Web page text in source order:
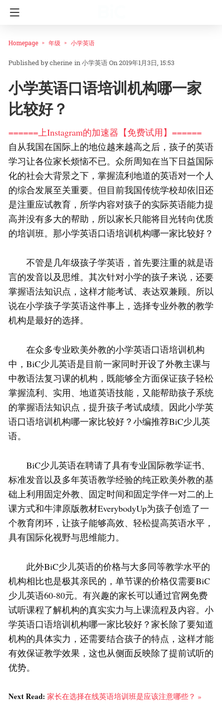
Homepage 年级 小学英语
cherine in小学英语On 2019年1月3日, 15:53
小学英语口语培训机构哪一家
比较好？
======上Instagram的加速器【免费试用】======
自从我国在国际上的地位越来越高之后，孩子的英语
学习让各位家长烦恼不已。众所周知在当下日益国际
化的社会大背景之下，掌握流利地道的英语对一个人
的综合发展至关重要。但目前我国传统学校却依旧还
是注重应试教育，所学内容对孩子的实际英语能力提
高并没有多大的帮助，所以家长只能将目光转向优质
的培训班。那小学英语口语培训机构哪一家比较好？
不管是几年级孩子学英语，首先要注重的就是语
言的发音以及思维。其次针对小学的孩子来说，还要
掌握语法知识点，这样才能考试、表达双兼顾。所以
说在小学孩子学英语这件事上，选择专业外教的教学
机构是最好的选择。
在众多专业欧美外教的小学英语口语培训机构
中，BiC少儿英语是目前一家同时开设了外教主课与
中教语法复习课的机构，既能够全方面保证孩子轻松
掌握流利、实用、地道英语技能，又能帮助孩子系统
的掌握语法知识点，提升孩子考试成绩。因此小学英
语口语培训机构哪一家比较好？小编推荐BiC少儿英
语。
BiC少儿英语在聘请了具有专业国际教学证书、
标准发音以及多年英语教学经验的纯正欧美外教的基
础上利用固定外教、固定时间和固定学伴一对二的上
课方式和牛津原版教材EverybodyUp为孩子创造了一
个教育闭环，让孩子能够高效、轻松提高英语水平，
具有国际化视野与思维能力。
此外BiC少儿英语的价格与大多同等教学水平的
机构相比也是极其亲民的，单节课的价格仅需要BiC
少儿英语60-80元。有兴趣的家长可以通过官网免费
试听课程了解机构的真实实力与上课流程及内容。小
学英语口语培训机构哪一家比较好？家长除了要知道
机构的具体实力，还需要结合孩子的特点，这样才能
有效保证教学效果，这也从侧面反映除了提前试听的
优势。
Next Read: 家长在选择在线英语培训班是应该注意哪些？ »